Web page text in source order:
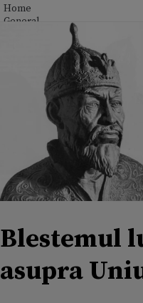
Home
General
Blestemul
asupra